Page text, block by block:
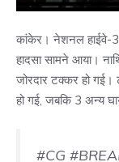
कांकेर। नेशनल हाईवे-
हादसा सामने आया।
जोरदार टक्कर हो गई।
हो गई, जबकि 3 अन्य
#CG